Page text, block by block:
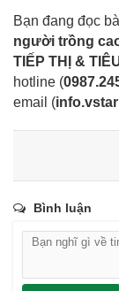
Bạn đang đọc
người trồng
TIẾP THỊ &
hotline (
email (
Bình luận